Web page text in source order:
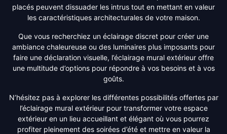
placés peuvent dissuader les intrus tout en mettant en valeur
les caractéristiques architecturales de votre maison.
Que vous recherchiez un éclairage discret pour créer une
ambiance chaleureuse ou des luminaires plus imposants pour
faire une déclaration visuelle, l’éclairage mural extérieur offre
une multitude d’options pour répondre à vos besoins et à vos
goûts.
N’hésitez pas à explorer les différentes possibilités offertes par
l’éclairage mural extérieur pour transformer votre espace
extérieur en un lieu accueillant et élégant où vous pourrez
profiter pleinement des soirées d’été et mettre en valeur la